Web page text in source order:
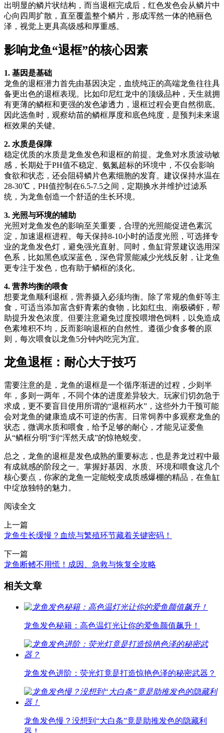
出明显的鳞片状结构，而当退框完成后，红色发色会从鳞片中
心向四周扩散，直至覆盖整个鳞片，形成浑然一体的艳丽色
泽，视觉上更具高级感和厚重感。
影响龙鱼“退框”的核心因素
1. 基因是基础
龙鱼的退框潜力首先由基因决定，血统纯正的高端龙鱼往往具
备更出色的退框表现。比如印尼红龙中的顶级品种，天生就拥
有更薄的鳞框和更强的发色渗透力，退框过程会更自然彻底。
因此选鱼时，观察幼苗的鳞框厚度和底色纯度，是预判未来退
框效果的关键。
2. 水质是保障
稳定优质的水质是龙鱼发色和退框的前提。龙鱼对水质波动敏
感，长期处于PH值不稳定、氨氮超标的环境中，不仅会影响
食欲和状态，还会阻碍鳞片色素细胞的发育。建议保持水温在
28-30℃，PH值控制在6.5-7.5之间，定期换水并维护过滤系
统，为龙鱼创造一个舒适的生长环境。
3. 光照与环境的辅助
光照对龙鱼发色的影响至关重要，合理的光照能促进色素沉
淀，加速退框进程。每天保持8-10小时的适度光照，可选择专
业的龙鱼发色灯，避免强光直射。同时，鱼缸背景建议选用深
色系，比如黑色或深蓝色，深色背景能减少光线反射，让龙鱼
更专注于发色，也有助于鳞框的淡化。
4. 营养均衡的喂食
想要龙鱼顺利退框，营养摄入必须均衡。除了常规的鱼虾等主
食，可适当添加富含虾青素的食物，比如红虫、南极磷虾，帮
助提升发色浓度。但要注意避免过度投喂增色饲料，以免造成
色素堆积不均，反而影响退框的自然性。遵循少食多餐的原
则，每次喂食以龙鱼5分钟内吃完为宜。
龙鱼退框：耐心大于技巧
需要注意的是，龙鱼的退框是一个循序渐进的过程，少则半
年，多则一两年，不同个体的进度差异较大。玩家们切勿急于
求成，更不要盲目使用所谓的“退框药水”，这些外力干预可能
会对龙鱼的健康造成不可逆的伤害。日常饲养中多观察龙鱼的
状态，微调水质和喂食，给予足够的耐心，才能见证爱鱼
从“鳞框分明”到“浑然天成”的惊艳蜕变。
总之，龙鱼的退框是发色成熟的重要标志，也是养龙过程中最
有成就感的阶段之一。掌握好基因、水质、环境和喂食这几个
核心要点，你家的龙鱼一定能蜕变成质感爆棚的精品，在鱼缸
中绽放独特的魅力。
阅读全文
上一篇
龙鱼生长缓慢？血统与繁殖环节藏着关键密码！
下一篇
龙鱼断鳍不用慌！成因、急救与恢复全攻略
相关文章
龙鱼发色秘籍：高色温灯光让你的爱鱼颜值飙升！
龙鱼发色进阶：荧光灯竟是打造惊艳色泽的秘密武器？
龙鱼发色慢？没想到“大白条”竟是助推发色的隐藏利
器！